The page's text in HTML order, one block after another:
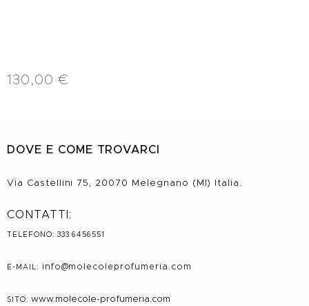
130,00 €
DOVE E COME TROVARCI
Via Castellini 75, 20070 Melegnano (MI) Italia.
CONTATTI:
TELEFONO: 333 6456551
E-MAIL: info@molecole profumeria.com
SITO: www.molecole-profumeria.com